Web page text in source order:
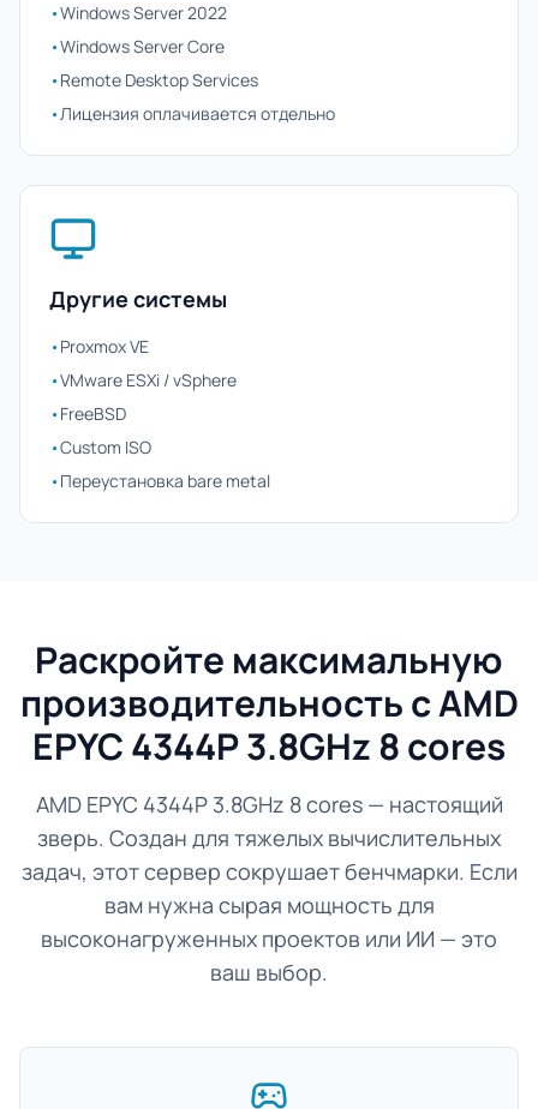
•Windows Server 2022
•Windows Server Core
•Remote Desktop Services
•Лицензия оплачивается отдельно
Другие системы
•Proxmox VE
•VMware ESXi / vSphere
•FreeBSD
•Custom ISO
•Переустановка bare metal
Раскройте максимальную
производительность с AMD
EPYC 4344P 3.8GHz 8 cores
AMD EPYC 4344P 3.8GHz 8 cores — настоящий
зверь. Создан для тяжелых вычислительных
задач, этот сервер сокрушает бенчмарки. Если
вам нужна сырая мощность для
высоконагруженных проектов или ИИ — это
ваш выбор.